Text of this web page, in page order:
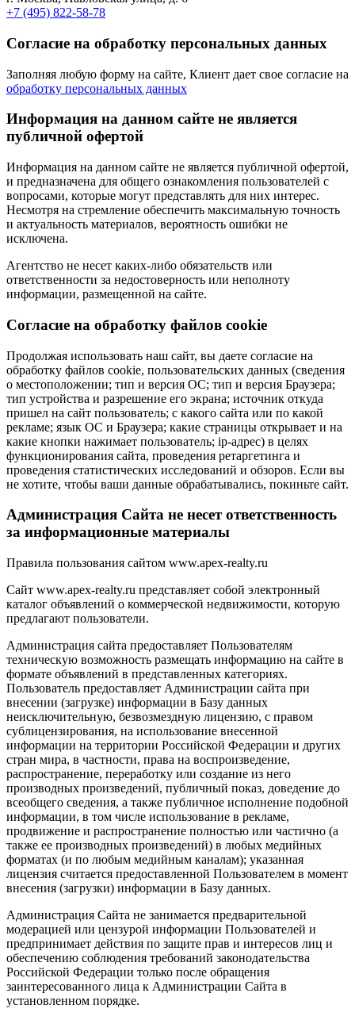
+7 (495) 822-58-78
Согласие на обработку персональных данных
Заполняя любую форму на сайте, Клиент дает свое согласие на
обработку персональных данных
Информация на данном сайте не является
публичной офертой
Информация на данном сайте не является публичной офертой,
и предназначена для общего ознакомления пользователей с
вопросами, которые могут представлять для них интерес.
Несмотря на стремление обеспечить максимальную точность
и актуальность материалов, вероятность ошибки не
исключена.
Агентство не несет каких-либо обязательств или
ответственности за недостоверность или неполноту
информации, размещенной на сайте.
Cогласие на обработку файлов cookie
Продолжая использовать наш сайт, вы даете согласие на
обработку файлов cookie, пользовательских данных (сведения
о местоположении; тип и версия ОС; тип и версия Браузера;
тип устройства и разрешение его экрана; источник откуда
пришел на сайт пользователь; с какого сайта или по какой
рекламе; язык ОС и Браузера; какие страницы открывает и на
какие кнопки нажимает пользователь; ip-адрес) в целях
функционирования сайта, проведения ретаргетинга и
проведения статистических исследований и обзоров. Если вы
не хотите, чтобы ваши данные обрабатывались, покиньте сайт.
Администрация Сайта не несет ответственность
за информационные материалы
Правила пользования сайтом www.apex-realty.ru
Сайт www.apex-realty.ru представляет собой электронный
каталог объявлений о коммерческой недвижимости, которую
предлагают пользователи.
Администрация сайта предоставляет Пользователям
техническую возможность размещать информацию на сайте в
формате объявлений в представленных категориях.
Пользователь предоставляет Администрации сайта при
внесении (загрузке) информации в Базу данных
неисключительную, безвозмездную лицензию, с правом
сублицензирования, на использование внесенной
информации на территории Российской Федерации и других
стран мира, в частности, права на воспроизведение,
распространение, переработку или создание из него
производных произведений, публичный показ, доведение до
всеобщего сведения, а также публичное исполнение подобной
информации, в том числе использование в рекламе,
продвижение и распространение полностью или частично (а
также ее производных произведений) в любых медийных
форматах (и по любым медийным каналам); указанная
лицензия считается предоставленной Пользователем в момент
внесения (загрузки) информации в Базу данных.
Администрация Сайта не занимается предварительной
модерацией или цензурой информации Пользователей и
предпринимает действия по защите прав и интересов лиц и
обеспечению соблюдения требований законодательства
Российской Федерации только после обращения
заинтересованного лица к Администрации Сайта в
установленном порядке.